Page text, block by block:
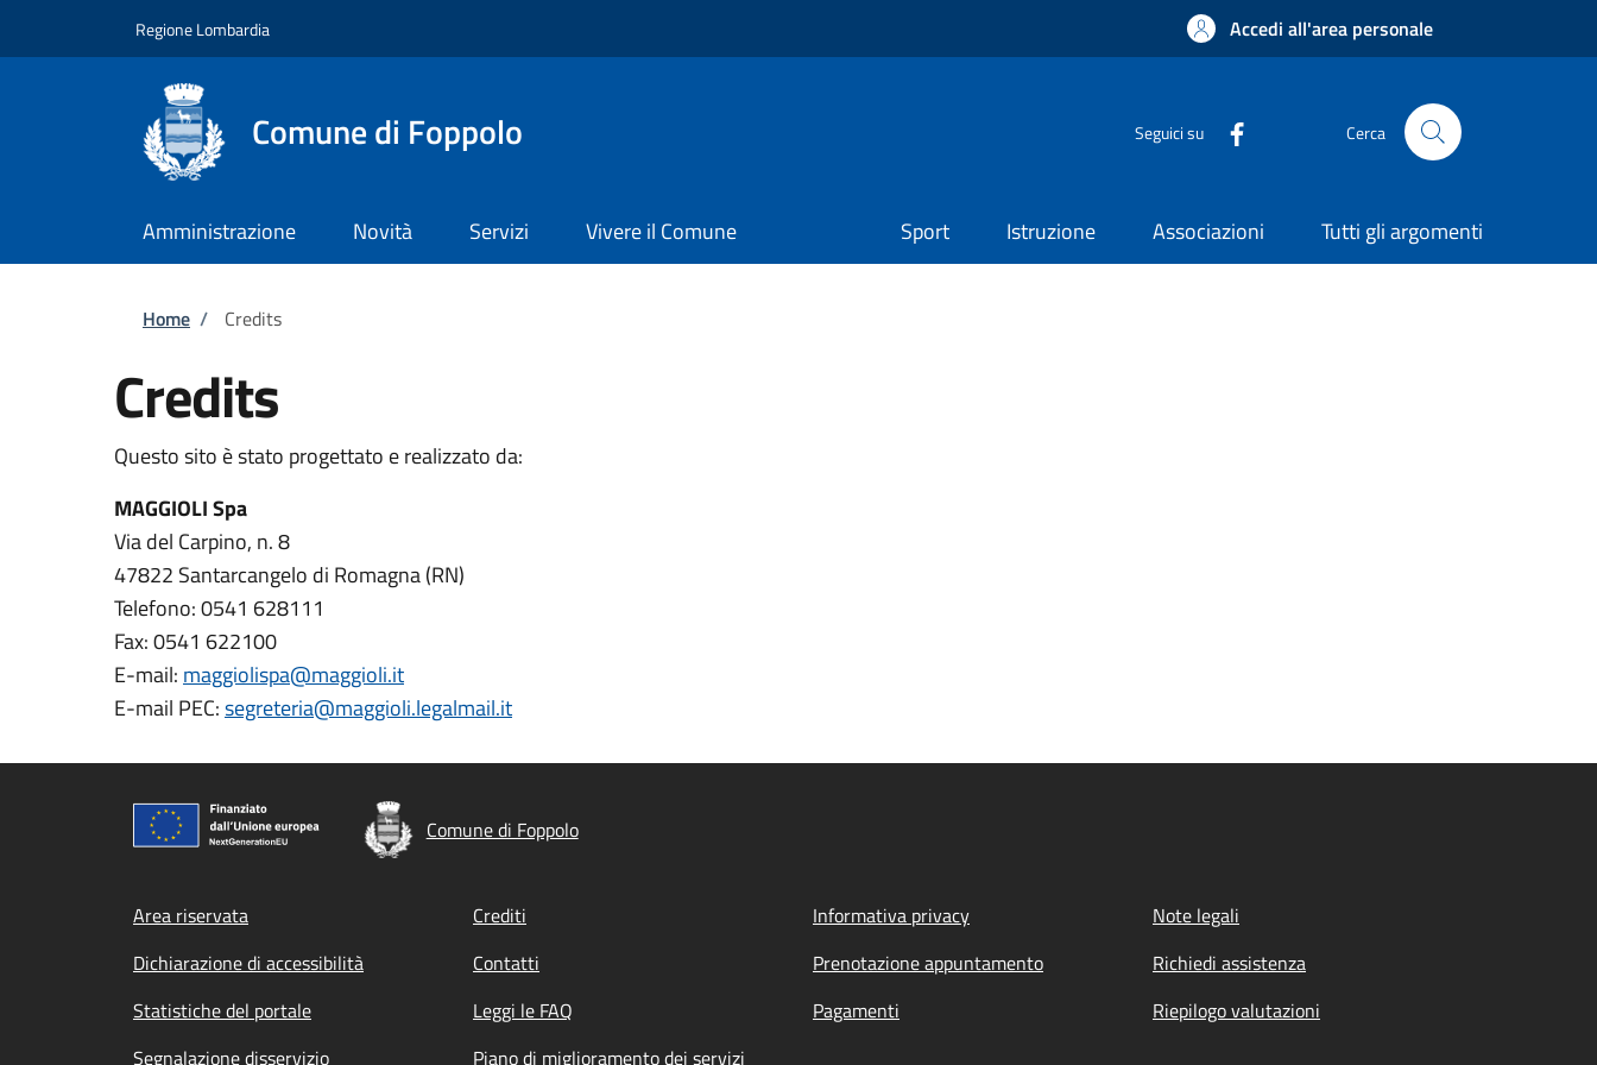
Regione Lombardia Accedi all'area personale
Comune di Foppolo Seguici su Cerca
Amministrazione Novità Servizi Vivere il Comune Sport Istruzione Associazioni Tutti gli argomenti
Briciole di pane
Home / Credits
Credits
Questo sito è stato progettato e realizzato da:
MAGGIOLI Spa
Via del Carpino, n. 8
47822 Santarcangelo di Romagna (RN)
Telefono: 0541 628111
Fax: 0541 622100
E-mail: maggiolispa@maggioli.it
E-mail PEC:segreteria@maggioli.legalmail.it
Comune di Foppolo
Footer menu
Area riservata Crediti Informativa privacy
Note legali
Dichiarazione di accessibilità
Contatti Prenotazione appuntamento
Richiedi assistenza
Statistiche del portale
Leggi le FAQ Pagamenti
Riepilogo valutazioni
Segnalazione disservizio
Piano di miglioramento dei servizi